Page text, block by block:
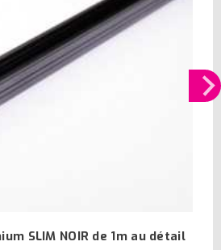
SLIM NOIR de 1m au détail